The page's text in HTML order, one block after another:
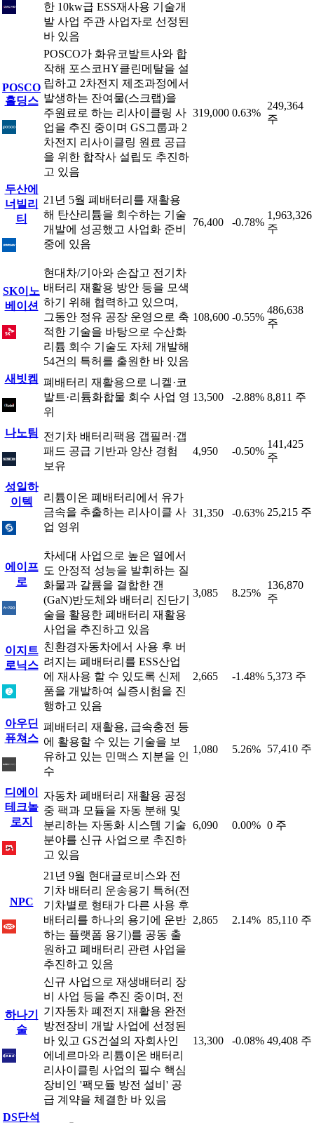
한 10kw급 ESS재사용 기술개
발 사업 주관 사업자로 선정된
바 있음
POSCO
홀딩스
POSCO가 화유코발트사와 합
작해 포스코HY클린메탈을 설
립하고 2차전지 제조과정에서
발생하는 잔여물(스크랩)을
주원료로 하는 리사이클링 사
업을 추진 중이며 GS그룹과 2
차전지 리사이클링 원료 공급
을 위한 합작사 설립도 추진하
고 있음
319,000 0.63%
249,364
주
두산에
너빌리
티
21년 5월 폐배터리를 재활용
해 탄산리튬을 회수하는 기술
개발에 성공했고 사업화 준비
중에 있음
76,400 -0.78%
1,963,326
주
SK이노
베이션
현대차/기아와 손잡고 전기차
배터리 재활용 방안 등을 모색
하기 위해 협력하고 있으며,
그동안 정유 공장 운영으로 축
적한 기술을 바탕으로 수산화
리튬 회수 기술도 자체 개발해
54건의 특허를 출원한 바 있음
108,600 -0.55%
486,638
주
새빗켐 폐배터리 재활용으로 니켈·코
발트·리튬화합물 회수 사업 영
위
13,500 -2.88% 8,811 주
나노팀 전기차 배터리팩용 갭필러·갭
패드 공급 기반과 양산 경험
보유
4,950 -0.50%
141,425
주
성일하
이텍
리튬이온 폐배터리에서 유가
금속을 추출하는 리사이클 사
업 영위
31,350 -0.63% 25,215 주
에이프
로
차세대 사업으로 높은 열에서
도 안정적 성능을 발휘하는 질
화물과 갈륨을 결합한 갠
(GaN)반도체와 배터리 진단기
술을 활용한 폐배터리 재활용
사업을 추진하고 있음
3,085 8.25%
136,870
주
이지트
로닉스
친환경자동차에서 사용 후 버
려지는 폐배터리를 ESS산업
에 재사용 할 수 있도록 신제
품을 개발하여 실증시험을 진
행하고 있음
2,665 -1.48% 5,373 주
아우딘
퓨쳐스
폐배터리 재활용, 급속충전 등
에 활용할 수 있는 기술을 보
유하고 있는 민맥스 지분을 인
수
1,080 5.26% 57,410 주
디에이
테크놀
로지
자동차 폐배터리 재활용 공정
중 팩과 모듈을 자동 분해 및
분리하는 자동화 시스템 기술
분야를 신규 사업으로 추진하
고 있음
6,090 0.00% 0 주
NPC
21년 9월 현대글로비스와 전
기차 배터리 운송용기 특허(전
기차별로 형태가 다른 사용 후
배터리를 하나의 용기에 운반
하는 플랫폼 용기)를 공동 출
원하고 폐배터리 관련 사업을
추진하고 있음
2,865 2.14% 85,110 주
하나기
술
신규 사업으로 재생배터리 장
비 사업 등을 추진 중이며, 전
기자동차 폐전지 재활용 완전
방전장비 개발 사업에 선정된
바 있고 GS건설의 자회사인
에네르마와 리튬이온 배터리
리사이클링 사업의 필수 핵심
장비인 '팩모듈 방전 설비' 공
급 계약을 체결한 바 있음
13,300 -0.08% 49,408 주
DS단석